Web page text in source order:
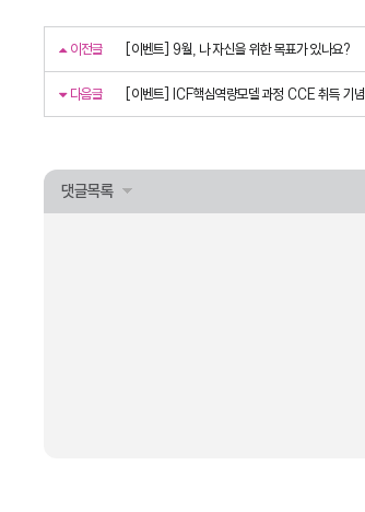
이전글 [이벤트] 9월, 나 자신을 위한 목표가 있나요?
다음글 [이벤트] ICF핵심역량모델 과정 CCE 취득
댓글목록